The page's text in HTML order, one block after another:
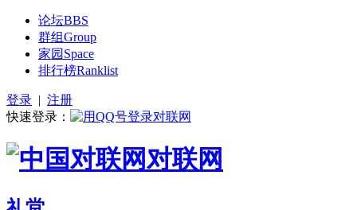
论坛BBS
群组Group
家园 Space
排行榜Ranklist
登录 | 注册
快速登录：
对联网